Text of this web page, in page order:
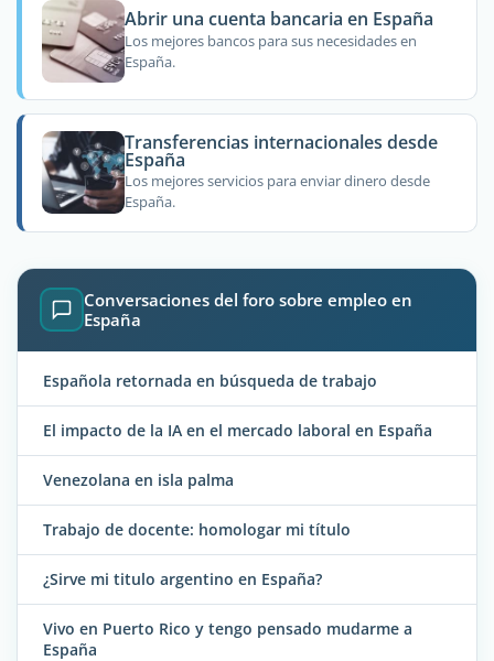
Abrir una cuenta bancaria en España
Los mejores bancos para sus necesidades en
España.
Transferencias internacionales desde
España
Los mejores servicios para enviar dinero desde
España.
Conversaciones del foro sobre empleo en
España
Española retornada en búsqueda de trabajo
El impacto de la IA en el mercado laboral en España
Venezolana en isla palma
Trabajo de docente: homologar mi título
¿Sirve mi titulo argentino en España?
Vivo en Puerto Rico y tengo pensado mudarme a
España